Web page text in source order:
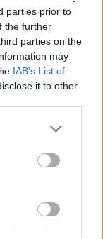
parties prior to
the further
parties on the
may
IAB’s List of
it to other
a las familias.
libro redondo por
y por fuera que
de Enrique